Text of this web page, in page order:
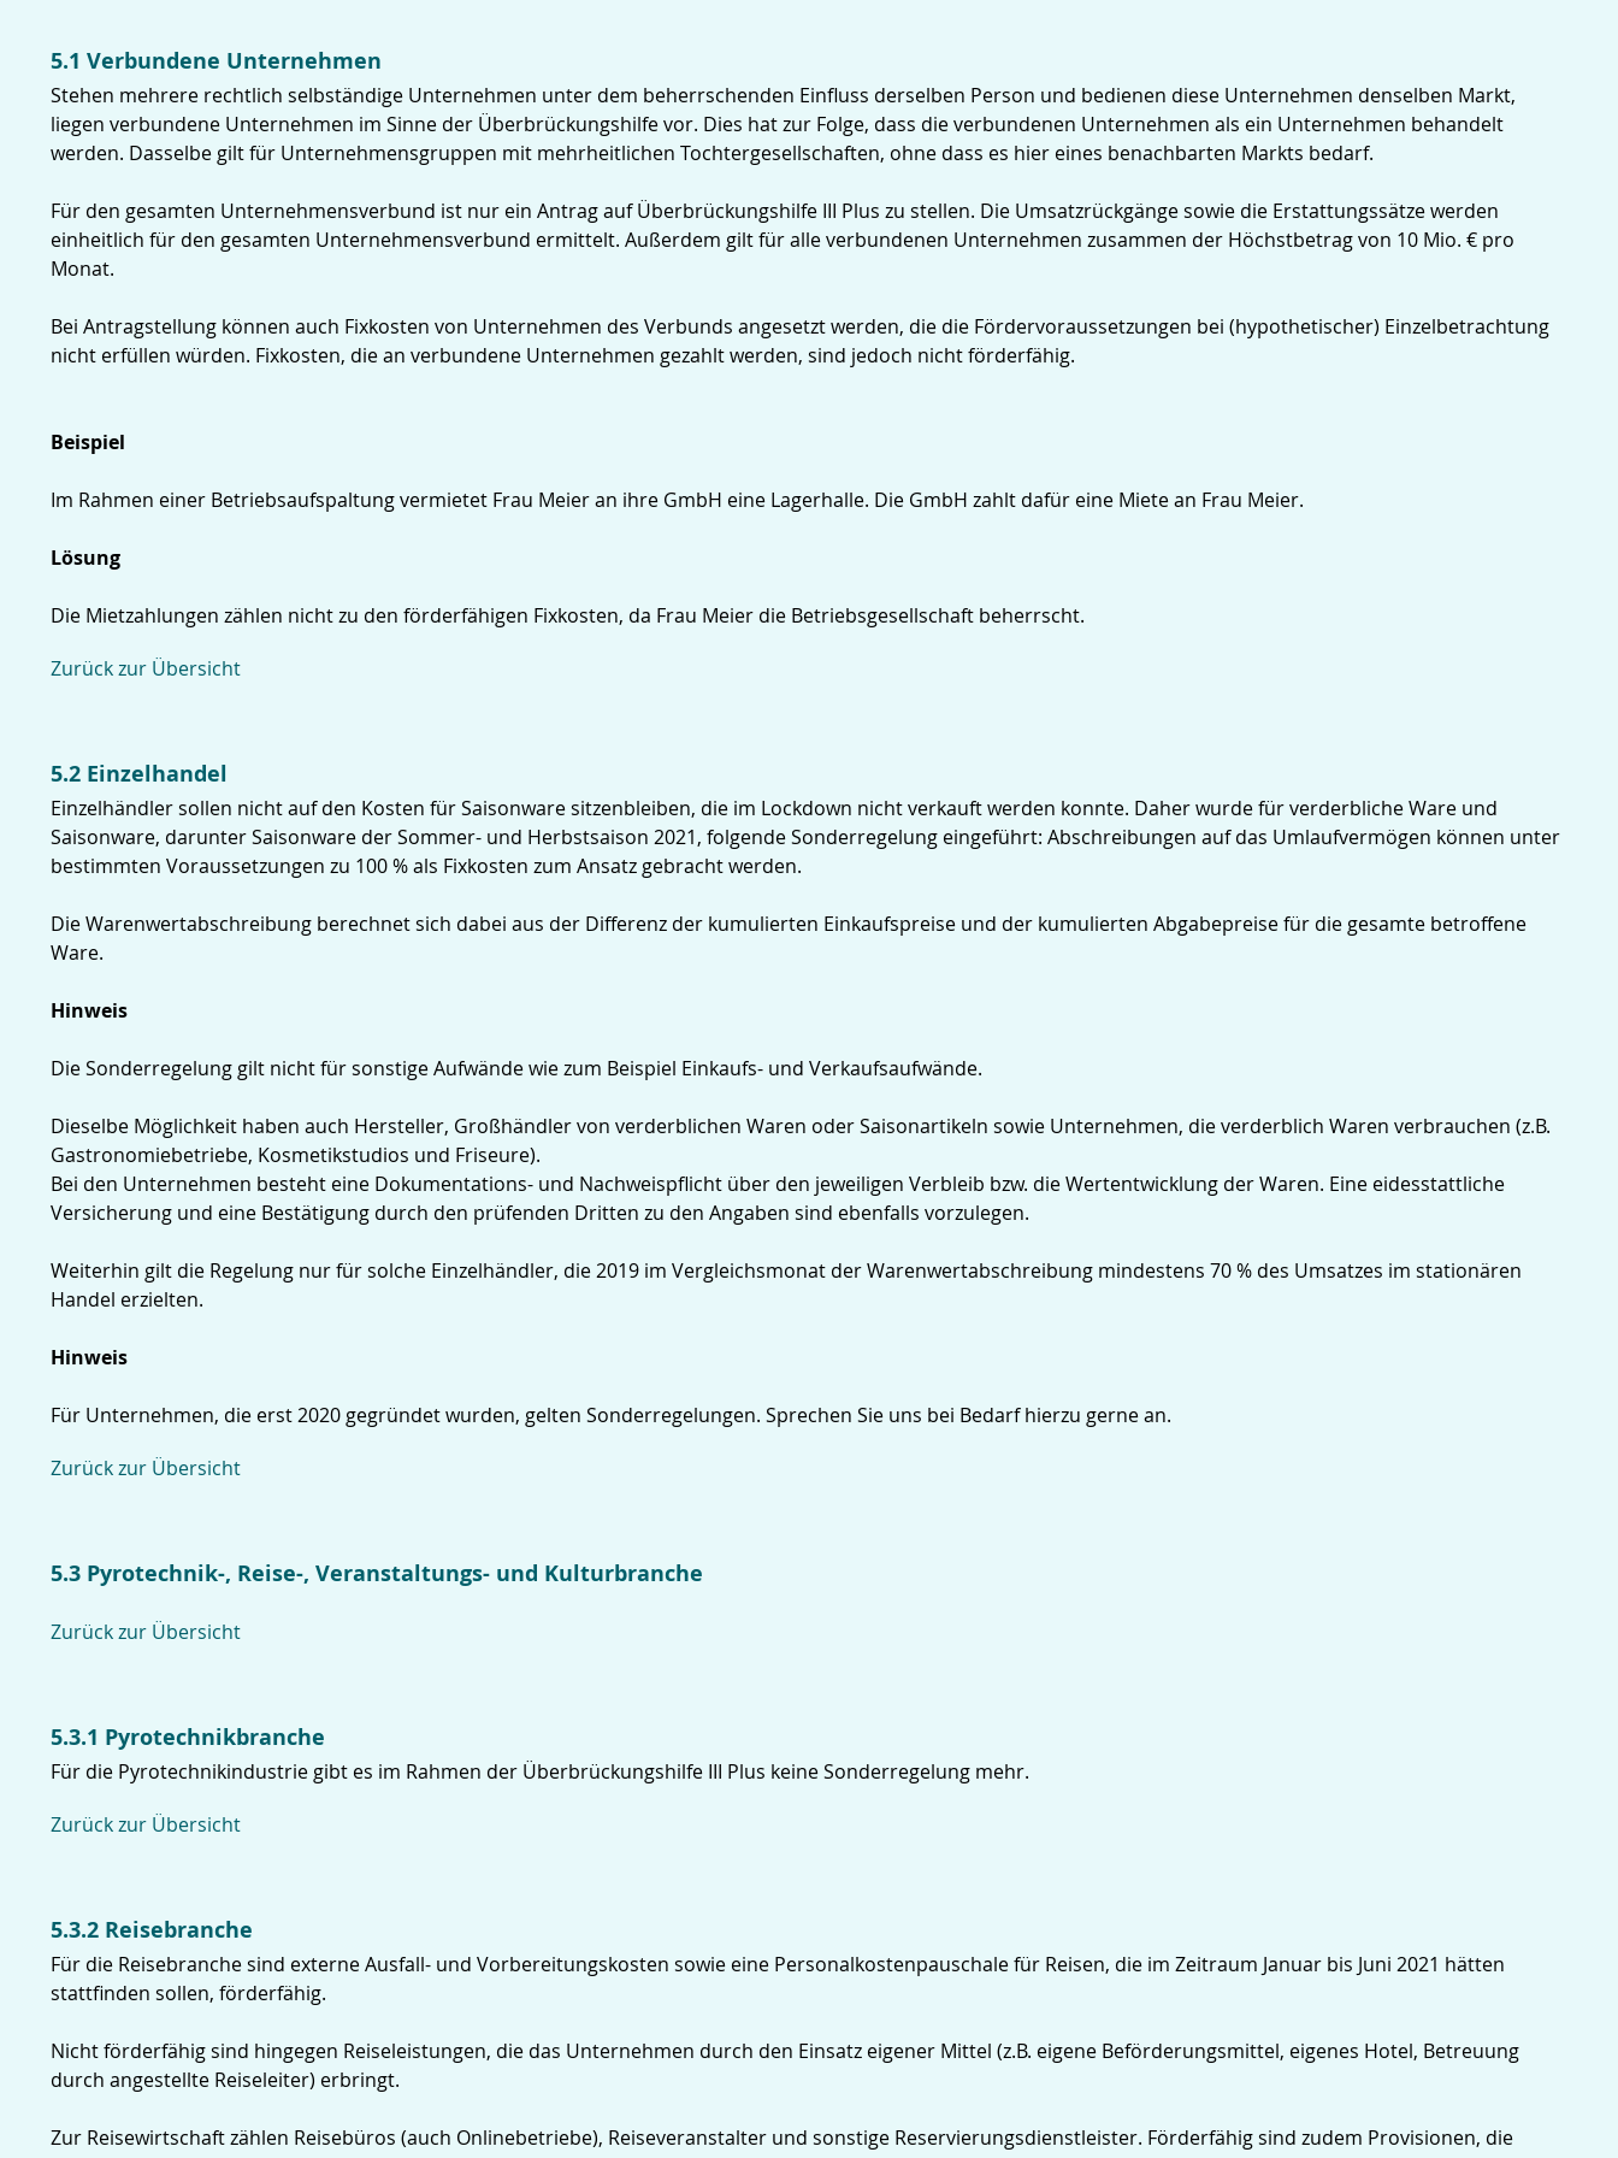
5.1 Verbundene Unternehmen
Stehen mehrere rechtlich selbständige Unternehmen unter dem beherrschenden Einfluss derselben Person und bedienen diese Unternehmen denselben Markt,
liegen verbundene Unternehmen im Sinne der Überbrückungshilfe vor. Dies hat zur Folge, dass die verbundenen Unternehmen als ein Unternehmen behandelt
werden. Dasselbe gilt für Unternehmensgruppen mit mehrheitlichen Tochtergesellschaften, ohne dass es hier eines benachbarten Markts bedarf.
Für den gesamten Unternehmensverbund ist nur ein Antrag auf Überbrückungshilfe III Plus zu stellen. Die Umsatzrückgänge sowie die Erstattungssätze werden
einheitlich für den gesamten Unternehmensverbund ermittelt. Außerdem gilt für alle verbundenen Unternehmen zusammen der Höchstbetrag von 10 Mio. € pro
Monat.
Bei Antragstellung können auch Fixkosten von Unternehmen des Verbunds angesetzt werden, die die Fördervoraussetzungen bei (hypothetischer) Einzelbetrachtung
nicht erfüllen würden. Fixkosten, die an verbundene Unternehmen gezahlt werden, sind jedoch nicht förderfähig.
Beispiel
Im Rahmen einer Betriebsaufspaltung vermietet Frau Meier an ihre GmbH eine Lagerhalle. Die GmbH zahlt dafür eine Miete an Frau Meier.
Lösung
Die Mietzahlungen zählen nicht zu den förderfähigen Fixkosten, da Frau Meier die Betriebsgesellschaft beherrscht.
Zurück zur Übersicht
5.2 Einzelhandel
Einzelhändler sollen nicht auf den Kosten für Saisonware sitzenbleiben, die im Lockdown nicht verkauft werden konnte. Daher wurde für verderbliche Ware und
Saisonware, darunter Saisonware der Sommer- und Herbstsaison 2021, folgende Sonderregelung eingeführt: Abschreibungen auf das Umlaufvermögen können unter
bestimmten Voraussetzungen zu 100 % als Fixkosten zum Ansatz gebracht werden.
Die Warenwertabschreibung berechnet sich dabei aus der Differenz der kumulierten Einkaufspreise und der kumulierten Abgabepreise für die gesamte betroffene
Ware.
Hinweis
Die Sonderregelung gilt nicht für sonstige Aufwände wie zum Beispiel Einkaufs- und Verkaufsaufwände.
Dieselbe Möglichkeit haben auch Hersteller, Großhändler von verderblichen Waren oder Saisonartikeln sowie Unternehmen, die verderblich Waren verbrauchen (z.B.
Gastronomiebetriebe, Kosmetikstudios und Friseure).
Bei den Unternehmen besteht eine Dokumentations- und Nachweispflicht über den jeweiligen Verbleib bzw. die Wertentwicklung der Waren. Eine eidesstattliche
Versicherung und eine Bestätigung durch den prüfenden Dritten zu den Angaben sind ebenfalls vorzulegen.
Weiterhin gilt die Regelung nur für solche Einzelhändler, die 2019 im Vergleichsmonat der Warenwertabschreibung mindestens 70 % des Umsatzes im stationären
Handel erzielten.
Hinweis
Für Unternehmen, die erst 2020 gegründet wurden, gelten Sonderregelungen. Sprechen Sie uns bei Bedarf hierzu gerne an.
Zurück zur Übersicht
5.3 Pyrotechnik-, Reise-, Veranstaltungs- und Kulturbranche
Zurück zur Übersicht
5.3.1 Pyrotechnikbranche
Für die Pyrotechnikindustrie gibt es im Rahmen der Überbrückungshilfe III Plus keine Sonderregelung mehr.
Zurück zur Übersicht
5.3.2 Reisebranche
Für die Reisebranche sind externe Ausfall- und Vorbereitungskosten sowie eine Personalkostenpauschale für Reisen, die im Zeitraum Januar bis Juni 2021 hätten
stattfinden sollen, förderfähig.
Nicht förderfähig sind hingegen Reiseleistungen, die das Unternehmen durch den Einsatz eigener Mittel (z.B. eigene Beförderungsmittel, eigenes Hotel, Betreuung
durch angestellte Reiseleiter) erbringt.
Zur Reisewirtschaft zählen Reisebüros (auch Onlinebetriebe), Reiseveranstalter und sonstige Reservierungsdienstleister. Förderfähig sind zudem Provisionen, die